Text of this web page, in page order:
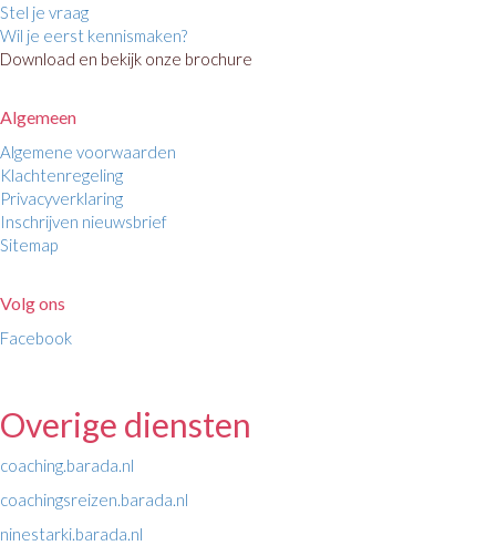
Stel je vraag
Wil je eerst kennismaken?
Download en bekijk onze brochure
Algemeen
Algemene voorwaarden
Klachtenregeling
Privacyverklaring
Inschrijven nieuwsbrief
Sitemap
Volg ons
Facebook
Overige diensten
coaching.barada.nl
coachingsreizen.barada.nl
ninestarki.barada.nl